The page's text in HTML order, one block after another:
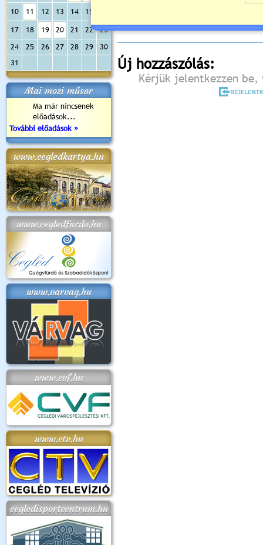
10 11 12 13 14 15
17 18 19 20 21 22
23
24
25 26 27 28 29
30
31
Mai mozi műsor
Ma már nincsenek
előadások...
További előadások »
www.cegledkartya.hu
www.cegledfurdo.hu
www.varvag.hu
www.cvf.hu
www.ctv.hu
cegledisportcentrum.hu
Még nincsenek hozzászólások
Új hozzászólás:
Kérjük jelentkezzen be,